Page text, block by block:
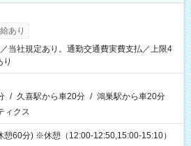
あり
当社規定あり。通勤交通費実費支払／上限4
/ 久喜駅から車20分 / 鴻巣駅から車20分
ィクス
憩60分) ※休憩（12:00-12:50,15:00-15:10）